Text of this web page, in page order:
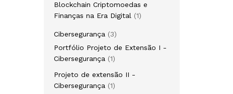
Blockchain Criptomoedas e
Finanças na Era Digital
11
Cibersegurança
33
produtos
Portfólio Projeto de Extensão I -
Cibersegurança
11
Projeto de extensão II -
Cibersegurança
11